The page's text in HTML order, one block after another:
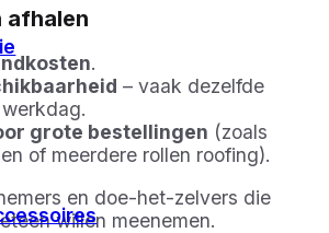
afhalen
.
– vaak dezelfde
grote bestellingen (zoals
of meerdere rollen roofing).
en doe-het-zelvers die
willen meenemen.